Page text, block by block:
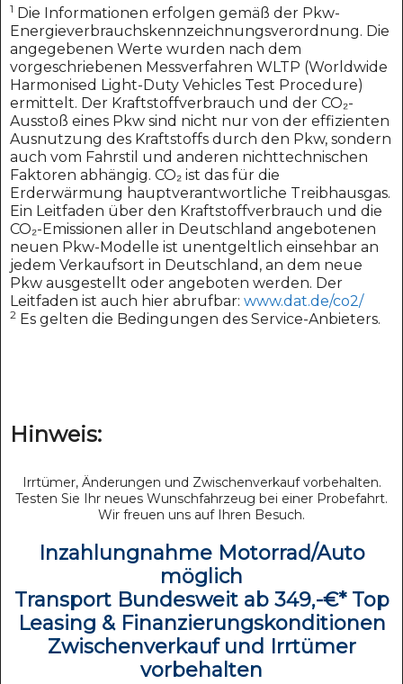
1 Die Informationen erfolgen gemäß der Pkw-
Energieverbrauchskennzeichnungsverordnung. Die
angegebenen Werte wurden nach dem
vorgeschriebenen Messverfahren WLTP (Worldwide
Harmonised Light-Duty Vehicles Test Procedure)
ermittelt. Der Kraftstoffverbrauch und der CO₂-
Ausstoß eines Pkw sind nicht nur von der effizienten
Ausnutzung des Kraftstoffs durch den Pkw, sondern
auch vom Fahrstil und anderen nichttechnischen
Faktoren abhängig. CO₂ ist das für die
Erderwärmung hauptverantwortliche Treibhausgas.
Ein Leitfaden über den Kraftstoffverbrauch und die
CO₂-Emissionen aller in Deutschland angebotenen
neuen Pkw-Modelle ist unentgeltlich einsehbar an
jedem Verkaufsort in Deutschland, an dem neue
Pkw ausgestellt oder angeboten werden. Der
Leitfaden ist auch hier abrufbar: www.dat.de/co2/
2 Es gelten die Bedingungen des Service-Anbieters.
Hinweis:
Irrtümer, Änderungen und Zwischenverkauf vorbehalten.
Testen Sie Ihr neues Wunschfahrzeug bei einer Probefahrt.
Wir freuen uns auf Ihren Besuch.
Inzahlungnahme Motorrad/Auto
möglich
Transport Bundesweit ab 349,-€* Top
Leasing & Finanzierungskonditionen
Zwischenverkauf und Irrtümer
vorbehalten